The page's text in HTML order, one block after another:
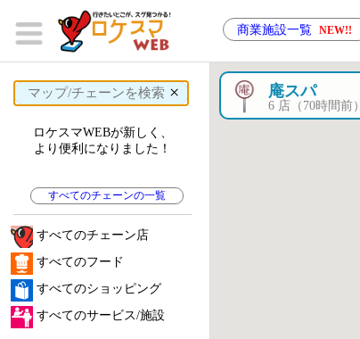
商業施設一覧 NEW!!
× 庵スパ
6 店（70時間前）